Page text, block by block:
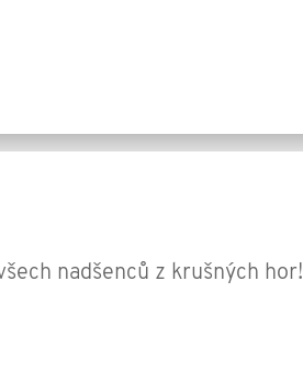
nadšenců z krušných hor!